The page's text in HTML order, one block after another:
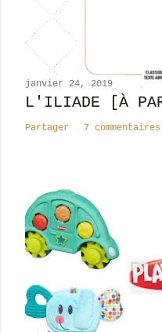
m
n
t
i
janvier 24, 2019
L'ILIADE [À
Partager 7 commentaires